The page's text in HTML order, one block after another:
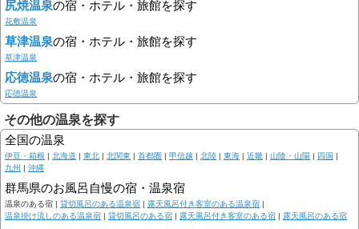
尻焼温泉の宿・ホテル・旅館を探す
花敷温泉
草津温泉の宿・ホテル・旅館を探す
草津温泉
応徳温泉の宿・ホテル・旅館を探す
応徳温泉
その他の温泉を探す
全国の温泉
伊豆・箱根 | 北海道 | 東北 | 北関東 | 首都圏 | 甲信越 | 北陸 | 東海 | 近畿 | 山陰・山陽 | 四国 |
九州 | 沖縄
群馬県のお風呂自慢の宿・温泉宿
温泉のある宿 | 貸切風呂のある温泉宿 | 露天風呂付き客室のある温泉宿 |
温泉掛け流しのある温泉宿 | 貸切風呂のある宿 | 露天風呂付き客室のある宿 | 露天風呂のある宿